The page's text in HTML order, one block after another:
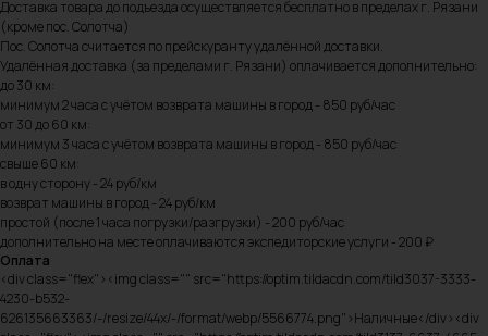
Доставка товара до подъезда осуществляется бесплатно в пределах г. Рязани
(кроме пос. Солотча)
Пос. Солотча считается по прейскуранту удалённой доставки.
Удалённая доставка (за пределами г. Рязани) оплачивается дополнительно:
до 30 км:
минимум 2 часа с учётом возврата машины в город - 850 руб/час
от 30 до 60 км:
минимум 3 часа с учётом возврата машины в город - 850 руб/час
свыше 60 км:
в одну сторону - 24 руб/км
возврат машины в город - 24 руб/км
простой (после 1 часа погрузки/разгрузки) - 200 руб/час
дополнительно на месте оплачиваются экспедиторские услуги - 200 ₽
Оплата
<div class="flex"><img class="" src="https://optim.tildacdn.com/tild3037-3333-
4230-b532-
626135663363/-/resize/44x/-/format/webp/5566774.png">Наличные</div><div